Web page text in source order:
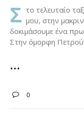
Σ το τελευταίο
μου, στην
δοκιμάσουμε ένα
Στην όμορφη
0